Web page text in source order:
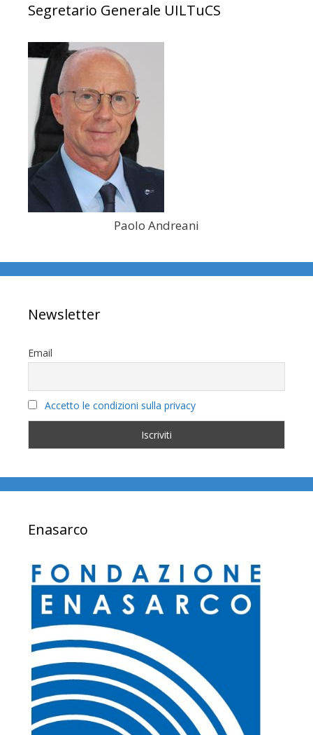
Segretario Generale UILTuCS
Paolo Andreani
Newsletter
Email
Accetto le condizioni sulla privacy
Enasarco